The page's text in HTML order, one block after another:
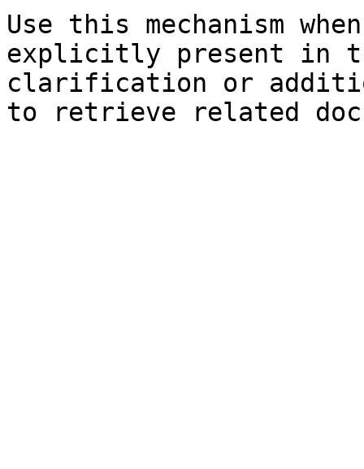
Use this mechanism
explicitly present in
clarification or